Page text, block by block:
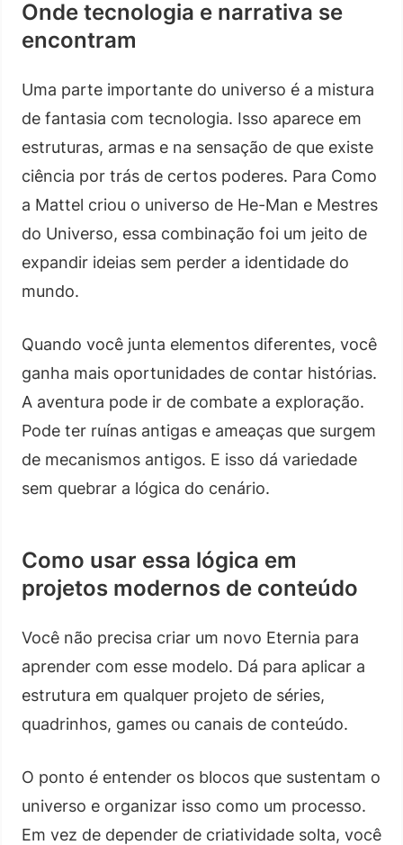
Onde tecnologia e narrativa se
encontram
Uma parte importante do universo é a mistura
de fantasia com tecnologia. Isso aparece em
estruturas, armas e na sensação de que existe
ciência por trás de certos poderes. Para Como
a Mattel criou o universo de He-Man e Mestres
do Universo, essa combinação foi um jeito de
expandir ideias sem perder a identidade do
mundo.
Quando você junta elementos diferentes, você
ganha mais oportunidades de contar histórias.
A aventura pode ir de combate a exploração.
Pode ter ruínas antigas e ameaças que surgem
de mecanismos antigos. E isso dá variedade
sem quebrar a lógica do cenário.
Como usar essa lógica em
projetos modernos de conteúdo
Você não precisa criar um novo Eternia para
aprender com esse modelo. Dá para aplicar a
estrutura em qualquer projeto de séries,
quadrinhos, games ou canais de conteúdo.
O ponto é entender os blocos que sustentam o
universo e organizar isso como um processo.
Em vez de depender de criatividade solta, você